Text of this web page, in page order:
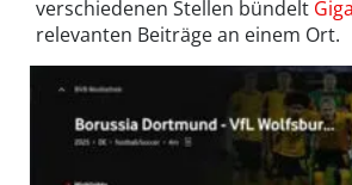
verschiedenen Stellen bündelt
relevanten Beiträge an einem Ort.